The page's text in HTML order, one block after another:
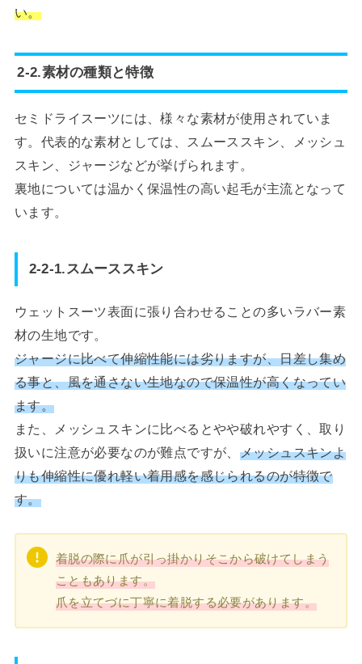
い。
2-2.素材の種類と特徴
セミドライスーツには、様々な素材が使用されていま
す。代表的な素材としては、スムーススキン、メッシュ
スキン、ジャージなどが挙げられます。
裏地については温かく保温性の高い起毛が主流となって
います。
2-2-1.スムーススキン
ウェットスーツ表面に張り合わせることの多いラバー素
材の生地です。
ジャージに比べて伸縮性能には劣りますが、日差し集め
る事と、風を通さない生地なので保温性が高くなってい
ます。
また、メッシュスキンに比べるとやや破れやすく、取り
扱いに注意が必要なのが難点ですが、 メッシュスキンよ
りも伸縮性に優れ軽い着用感を感じられるのが特徴で
す。
着脱の際に爪が引っ掛かりそこから破けてしまう
こともあります。
爪を立てづに丁寧に着脱する必要があります。